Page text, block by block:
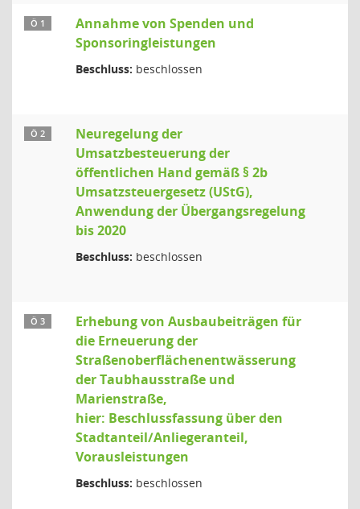
Ö 1
Annahme von Spenden und
Sponsoringleistungen
Beschluss: beschlossen
Ö 2
Neuregelung der
Umsatzbesteuerung der
öffentlichen Hand gemäß § 2b
Umsatzsteuergesetz (UStG),
Anwendung der Übergangsregelung
bis 2020
Beschluss: beschlossen
Ö 3
Erhebung von Ausbaubeiträgen für
die Erneuerung der
Straßenoberflächenentwässerung
der Taubhausstraße und
Marienstraße,
hier: Beschlussfassung über den
Stadtanteil/Anliegeranteil,
Vorausleistungen
Beschluss: beschlossen